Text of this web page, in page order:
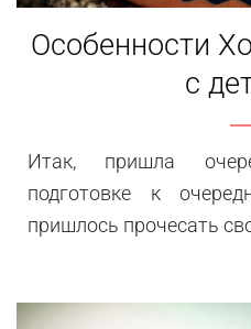
Особенности
с
Итак, пришла
подготовке к
пришлось прочесать